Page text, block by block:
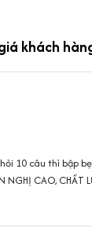
khách
10 câu thì bập
NGHỊ CAO, CHẤT